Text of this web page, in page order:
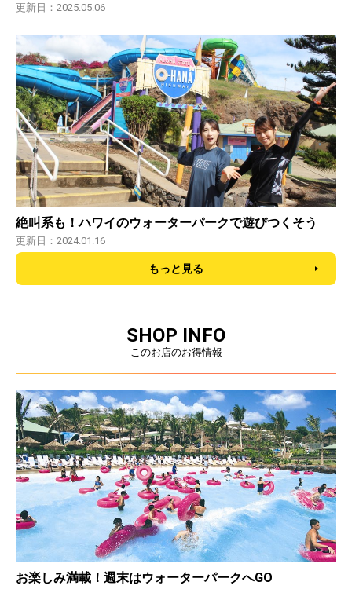
更新日：2025.05.06
絶叫系も！ハワイのウォーターパークで遊びつくそう
更新日：2024.01.16
もっと見る
SHOP INFO
このお店のお得情報
お楽しみ満載！週末はウォーターパークへGO